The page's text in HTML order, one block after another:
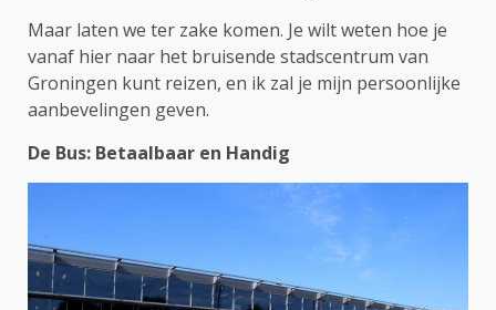
Maar laten we ter zake komen. Je wilt weten hoe je
vanaf hier naar het bruisende stadscentrum van
Groningen kunt reizen, en ik zal je mijn persoonlijke
aanbevelingen geven.
De Bus: Betaalbaar en Handig